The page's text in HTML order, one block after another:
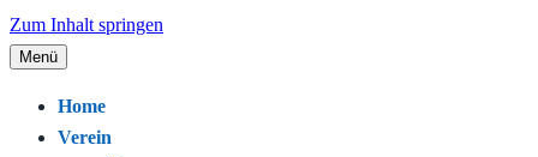
Zum Inhalt springen
Schwimmclub Bregenz
Leidenschaft.
Menü
Home
Verein